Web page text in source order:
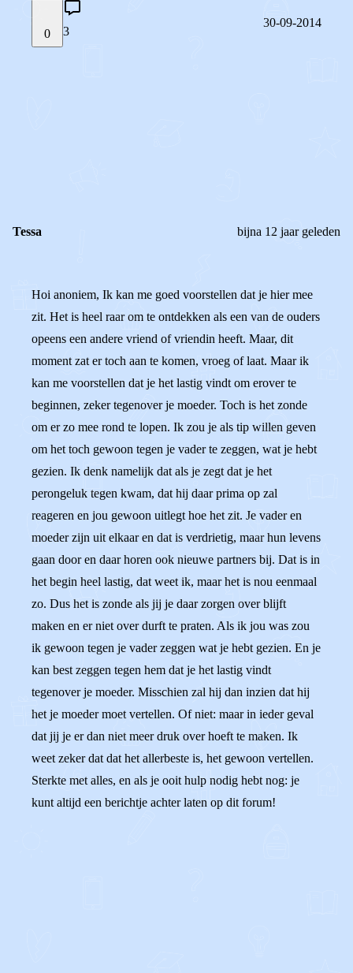
0 3
30-09-2014
Tessa bijna 12 jaar geleden
Hoi anoniem, Ik kan me goed voorstellen dat je hier mee
zit. Het is heel raar om te ontdekken als een van de ouders
opeens een andere vriend of vriendin heeft. Maar, dit
moment zat er toch aan te komen, vroeg of laat. Maar ik
kan me voorstellen dat je het lastig vindt om erover te
beginnen, zeker tegenover je moeder. Toch is het zonde
om er zo mee rond te lopen. Ik zou je als tip willen geven
om het toch gewoon tegen je vader te zeggen, wat je hebt
gezien. Ik denk namelijk dat als je zegt dat je het
perongeluk tegen kwam, dat hij daar prima op zal
reageren en jou gewoon uitlegt hoe het zit. Je vader en
moeder zijn uit elkaar en dat is verdrietig, maar hun levens
gaan door en daar horen ook nieuwe partners bij. Dat is in
het begin heel lastig, dat weet ik, maar het is nou eenmaal
zo. Dus het is zonde als jij je daar zorgen over blijft
maken en er niet over durft te praten. Als ik jou was zou
ik gewoon tegen je vader zeggen wat je hebt gezien. En je
kan best zeggen tegen hem dat je het lastig vindt
tegenover je moeder. Misschien zal hij dan inzien dat hij
het je moeder moet vertellen. Of niet: maar in ieder geval
dat jij je er dan niet meer druk over hoeft te maken. Ik
weet zeker dat dat het allerbeste is, het gewoon vertellen.
Sterkte met alles, en als je ooit hulp nodig hebt nog: je
kunt altijd een berichtje achter laten op dit forum!